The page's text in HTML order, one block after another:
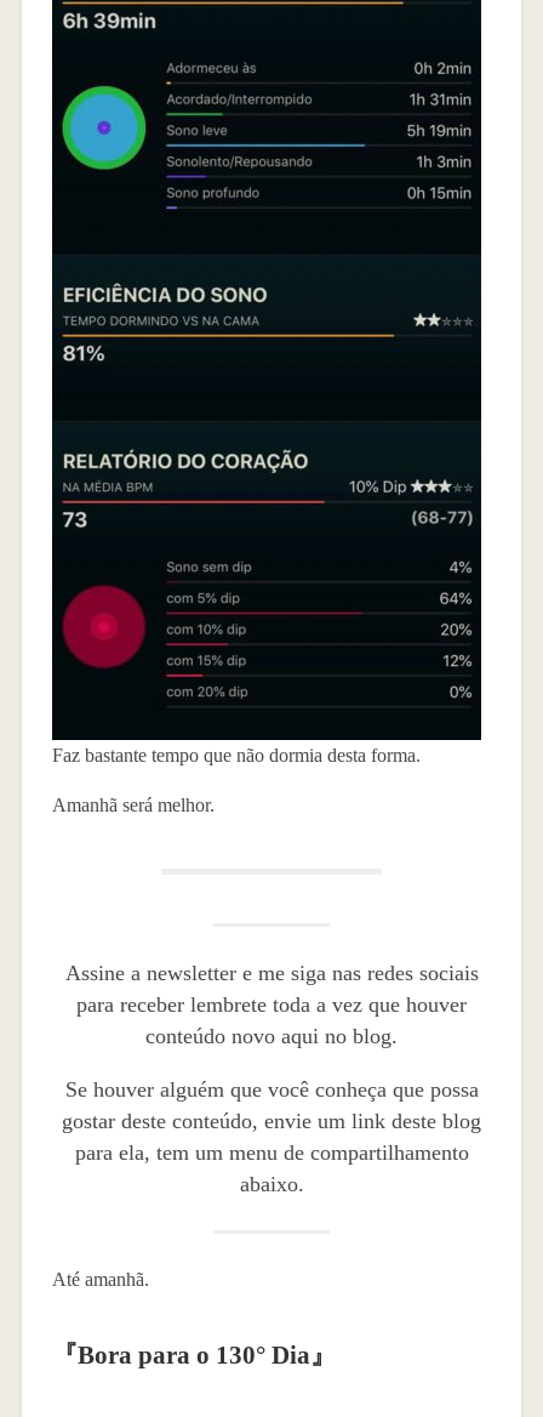
Faz bastante tempo que não dormia desta forma.
Amanhã será melhor.
Assine a newsletter e me siga nas redes sociais
para receber lembrete toda a vez que houver
conteúdo novo aqui no blog.
Se houver alguém que você conheça que possa
gostar deste conteúdo, envie um link deste blog
para ela, tem um menu de compartilhamento
abaixo.
Até amanhã.
『Bora para o 130° Dia 』